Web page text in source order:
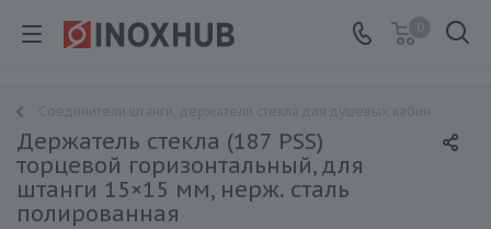
0
Держатель стекла (187 PSS)
торцевой горизонтальный, для
штанги 15×15 мм, нерж. сталь
полированная